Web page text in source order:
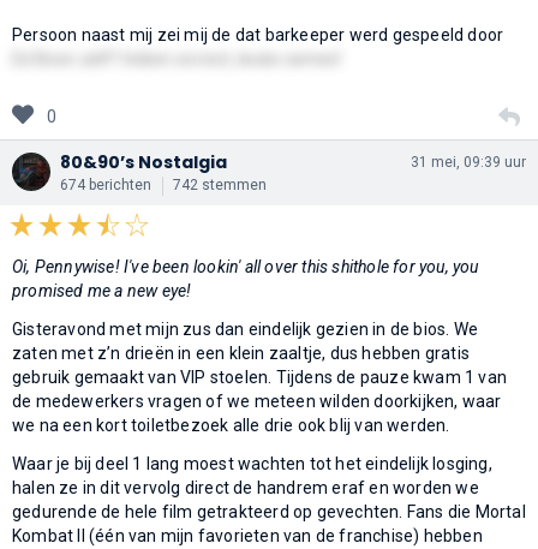
Persoon naast mij zei mij de dat barkeeper werd gespeeld door
0
80&90’s Nostalgia
674 berichten 742 stemmen
31 mei, 09:39 uur
Oi, Pennywise! I've been lookin' all over this shithole for you, you
promised me a new eye!
Gisteravond met mijn zus dan eindelijk gezien in de bios. We
zaten met z’n drieën in een klein zaaltje, dus hebben gratis
gebruik gemaakt van VIP stoelen. Tijdens de pauze kwam 1 van
de medewerkers vragen of we meteen wilden doorkijken, waar
we na een kort toiletbezoek alle drie ook blij van werden.
Waar je bij deel 1 lang moest wachten tot het eindelijk losging,
halen ze in dit vervolg direct de handrem eraf en worden we
gedurende de hele film getrakteerd op gevechten. Fans die Mortal
Kombat II (één van mijn favorieten van de franchise) hebben